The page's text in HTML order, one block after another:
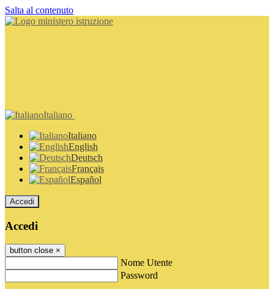
Salta al contenuto
Italiano
Italiano
English
Deutsch
Français
Español
Accedi
Accedi
button close ×
Nome Utente
Password